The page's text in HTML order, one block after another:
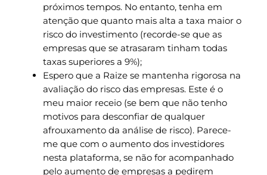
próximos tempos. No entanto, tenha em
atenção que quanto mais alta a taxa maior o
risco do investimento (recorde-se que as
empresas que se atrasaram tinham todas
taxas superiores a 9%);
Espero que a Raize se mantenha rigorosa na
avaliação do risco das empresas. Este é o
meu maior receio (se bem que não tenho
motivos para desconfiar de qualquer
afrouxamento da análise de risco). Parece-
me que com o aumento dos investidores
nesta plataforma, se não for acompanhado
pelo aumento de empresas a pedirem